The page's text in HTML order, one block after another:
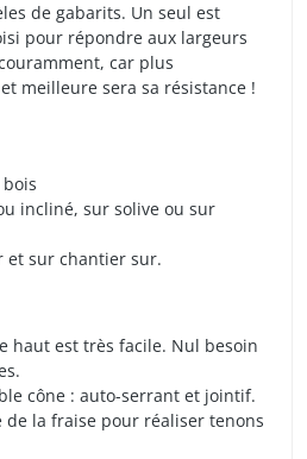
de gabarits. Un seul est
pour répondre aux largeurs
car plus
meilleure sera sa résistance !
incliné, sur solive ou sur
et sur chantier sur.
haut est très facile. Nul besoin
cône : auto-serrant et jointif.
de la fraise pour réaliser tenons